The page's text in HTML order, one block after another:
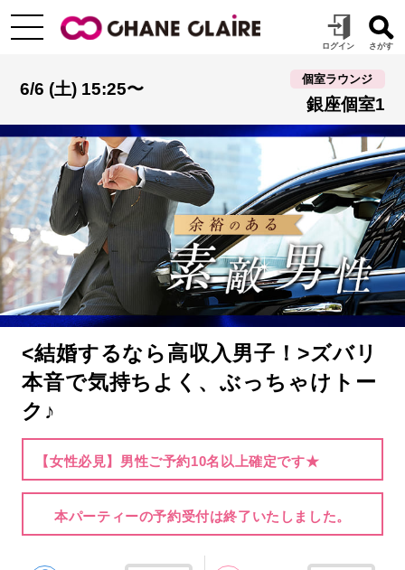
6/6 (土) 15:25〜
個室ラウンジ
銀座個室1
<結婚するなら高収入男子！>ズバリ
本音で気持ちよく、ぶっちゃけトー
ク♪
【女性必見】男性ご予約10名以上確定です★
本パーティーの予約受付は終了いたしました。